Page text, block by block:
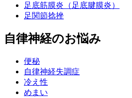
足底筋膜炎（足底腱膜炎）
足関節捻挫
自律神経のお悩み
便秘
自律神経失調症
冷え性
めまい